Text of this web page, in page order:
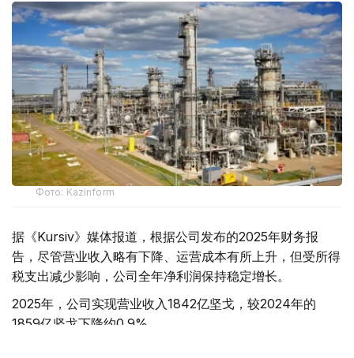
Фото: Kazinform
据《Kursiv》媒体报道，根据公司发布的2025年财务报
告，尽管营业收入略有下降、运营成本有所上升，但受所得
税支出减少影响，公司全年净利润保持稳定增长。
2025年，公司实现营业收入1842亿坚戈，较2024年的
1859亿坚戈下降约0.9%。